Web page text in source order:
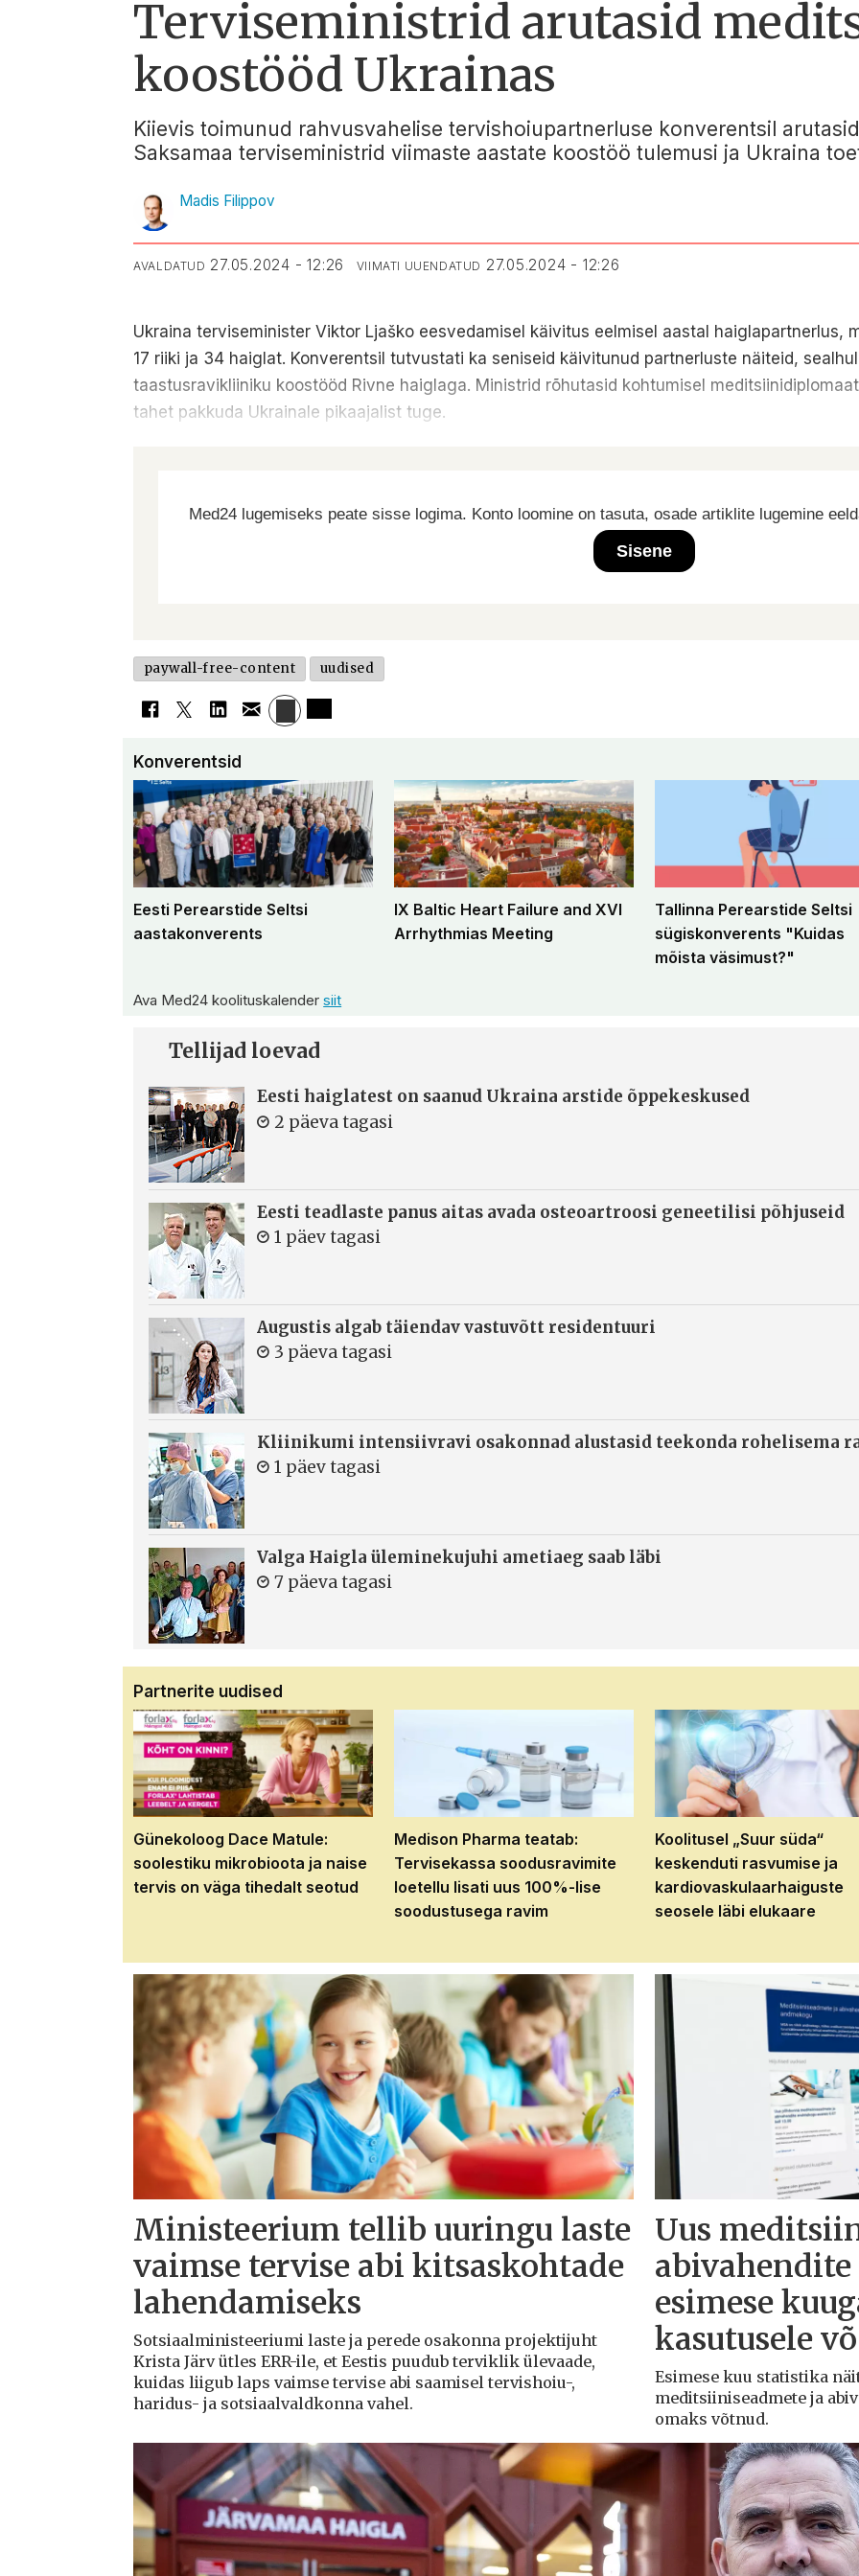
Terviseministrid arutasid
koostööd Ukrainas
Kiievis toimunud rahvusvahelise tervishoiupartnerluse konverentsil
Saksamaa terviseministrid viimaste aastate koostöö tulemusi ja Ukraina
Madis Filippov
AVALDATUD 27.05.2024 - 12:26 VIIMATI UUENDATUD 27.05.2024 - 12:26
Ukraina terviseminister Viktor Ljaško eesvedamisel käivitus eelmisel aastal haiglapartnerlus,
17 riiki ja 34 haiglat. Konverentsil tutvustati ka seniseid käivitunud partnerluste näiteid,
taastusravikliiniku koostööd Rivne haiglaga. Ministrid rõhutasid kohtumisel
tahet pakkuda Ukrainale pikaajalist tuge.
Med24 lugemiseks peate sisse logima. Konto loomine on tasuta, osade artiklite lugemine
Sisene
paywall-free-content uudised
Konverentsid
Eesti Perearstide Seltsi
aastakonverents
IX Baltic Heart Failure and XVI
Arrhythmias Meeting
Tallinna Perearstide Seltsi
sügiskonverents "Kuidas
mõista väsimust?"
Ava Med24 koolituskalendersiit
Tellijad loevad
Eesti haiglatest on saanud Ukraina arstide õppekeskused
2 päeva tagasi
Eesti teadlaste panus aitas avada osteoartroosi geneetilisi põhjuseid
1 päev tagasi
Augustis algab täiendav vastuvõtt residentuuri
3 päeva tagasi
Kliinikumi intensiivravi osakonnad alustasid teekonda rohelisema
1 päev tagasi
Valga Haigla üleminekujuhi ametiaeg saab läbi
7 päeva tagasi
Partnerite uudised
Günekoloog Dace Matule:
soolestiku mikrobioota ja naise
tervis on väga tihedalt seotud
Medison Pharma teatab:
Tervisekassa soodusravimite
loetellu lisati uus 100%-lise
soodustusega ravim
Koolitusel „Suur süda“
keskenduti rasvumise ja
kardiovaskulaarhaiguste
seosele läbi elukaare
Ministeerium tellib uuringu laste
vaimse tervise abi kitsaskohtade
lahendamiseks
Sotsiaalministeeriumi laste ja perede osakonna projektijuht
Krista Järv ütles ERR-ile, et Eestis puudub terviklik ülevaade,
kuidas liigub laps vaimse tervise abi saamisel tervishoiu-,
haridus- ja sotsiaalvaldkonna vahel.
Uus
esimese
kasutusele
Esimese kuu statistika
meditsiiniseadmete ja
omaks võtnud.